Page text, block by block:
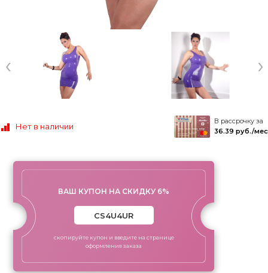
‹ ›
Нет в наличии
В рассрочку за
36.39 руб./мес
ВАШ КУПОН НА СКИДКУ 6%
скопируйте купон и введите на странице
оформления заказа